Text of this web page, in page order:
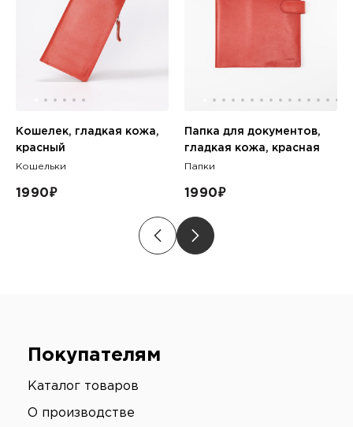
Кошелек, гладкая кожа,
красный
Кошельки
1990₽
Папка для документов,
гладкая кожа, красная
Папки
1990₽
Покупателям
Каталог товаров
О производстве